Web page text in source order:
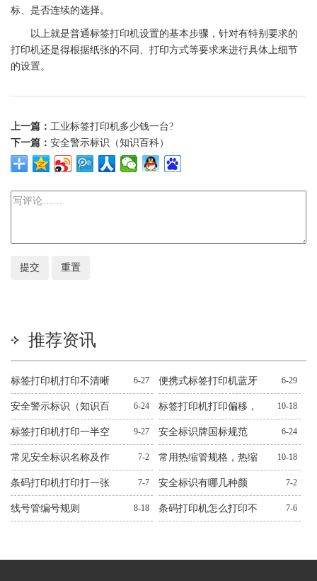
标、是否连续的选择。
以上就是普通标签打印机设置的基本步骤，针对有特别要求的
打印机还是得根据纸张的不同、打印方式等要求来进行具体上细节
的设置。
上一篇： 工业标签打印机多少钱一台?
下一篇： 安全警示标识（知识百科）
推荐资讯
标签打印机打印不清晰
怎么处理？十二种常见
问题解决方法
6-27 便携式标签打印机蓝牙
连不上解决方法
6-29
安全警示标识（知识百
科）
6-24 标签打印机打印偏移，
错位，跳纸解决方法
10-18
标签打印机打印一半空
白解决方法
9-27 安全标识牌国标规范 6-24
常见安全标识名称及作
用图文
7-2 常用热缩管规格，热缩
管规格大全
10-18
条码打印机打印打一张
空一张解决方法
7-7 安全标识有哪几种颜
色？有什么作用？
7-2
线号管编号规则 8-18 条码打印机怎么打印不 7-6